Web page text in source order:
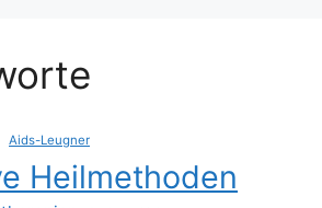
Aids-Leugner
Heilmethoden